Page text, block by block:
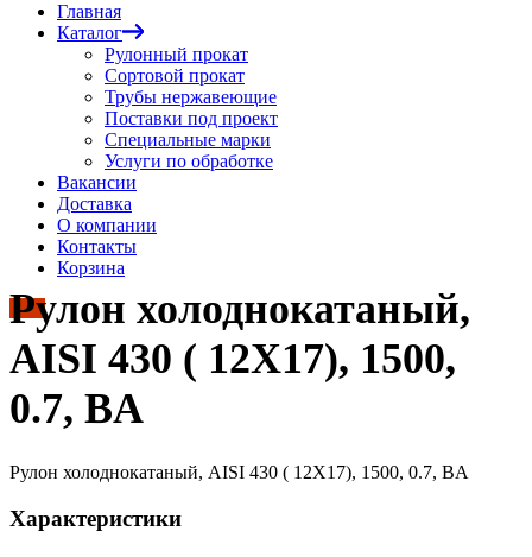
Главная
Каталог
Рулонный прокат
Сортовой прокат
Трубы нержавеющие
Поставки под проект
Специальные марки
Услуги по обработке
Вакансии
Доставка
О компании
Контакты
Корзина
Рулон холоднокатаный,
AISI 430 ( 12Х17), 1500,
0.7, BA
Рулон холоднокатаный, AISI 430 ( 12Х17), 1500, 0.7, BA
Характеристики